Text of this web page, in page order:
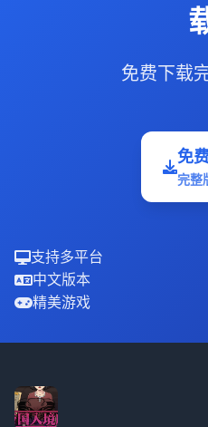
免费下载
免
完整
支持多平台
中文版本
精美游戏